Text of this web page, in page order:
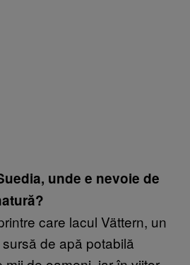
unde e nevoie de
care lacul Vättern, un
de apă potabilă